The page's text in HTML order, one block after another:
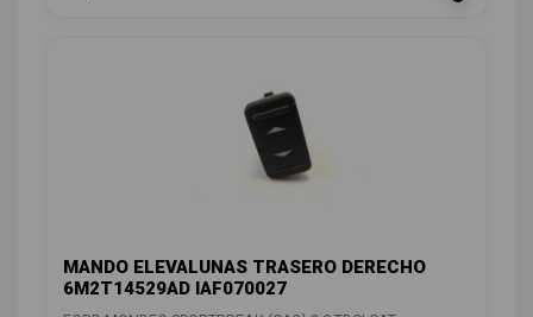
MANDO ELEVALUNAS TRASERO DERECHO
6M2T14529AD IAF070027